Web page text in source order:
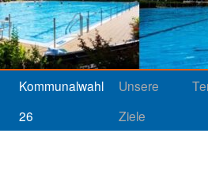
Kommunalwahl
26
Unsere
Ziele